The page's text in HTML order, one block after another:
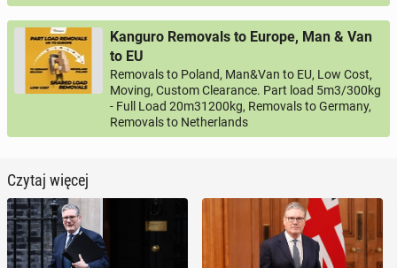
Kanguro Removals to Europe, Man & Van
to EU
Removals to Poland, Man&Van to EU, Low Cost,
Moving, Custom Clearance. Part load 5m3/300kg
- Full Load 20m31200kg, Removals to Germany,
Removals to Netherlands
Czytaj więcej